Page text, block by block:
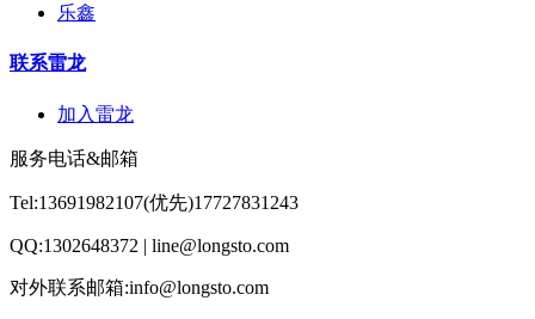
乐鑫
联系雷龙
加入雷龙
服务电话&邮箱
Tel:13691982107(优先)17727831243
QQ:1302648372 | line@longsto.com
对外联系邮箱:info@longsto.com